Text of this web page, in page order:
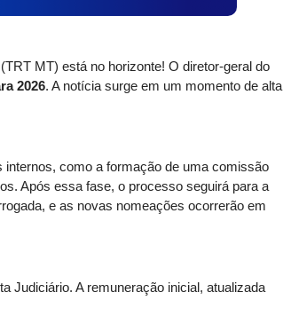
MT) está no horizonte! O diretor-geral do
2026. A notícia surge em um momento de alta
como a formação de uma comissão
Após essa fase, o processo seguirá para a
e as novas nomeações ocorrerão em
Judiciário. A remuneração inicial, atualizada